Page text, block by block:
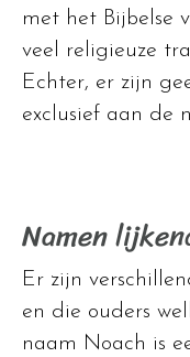
met het Bijbelse
veel religieuze
Echter, er zijn
exclusief aan de
Namen
Er zijn
en die ouders
naam Noach is